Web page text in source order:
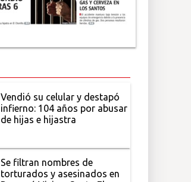
Vendió su celular y destapó
infierno: 104 años por abusar
de hijas e hijastra
Se filtran nombres de
torturados y asesinados en